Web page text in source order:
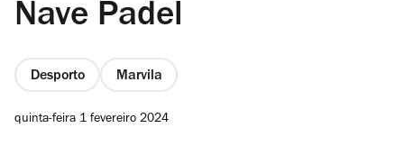
Nave Padel
Desporto Marvila
quinta-feira 1 fevereiro 2024